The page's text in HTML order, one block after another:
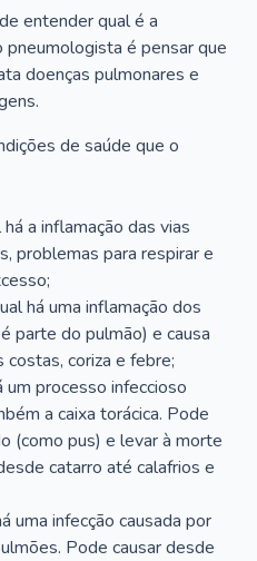
entender qual é a
é pensar que
doenças pulmonares e
de saúde que o
a inflamação das vias
problemas para respirar e
há uma inflamação dos
parte do pulmão) e causa
coriza e febre;
um processo infeccioso
a caixa torácica. Pode
(como pus) e levar à morte
catarro até calafrios e
uma infecção causada por
Pode causar desde